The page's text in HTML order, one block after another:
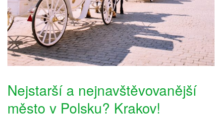
Nejstarší a nejnavštěvovanější
město v Polsku? Krakov!